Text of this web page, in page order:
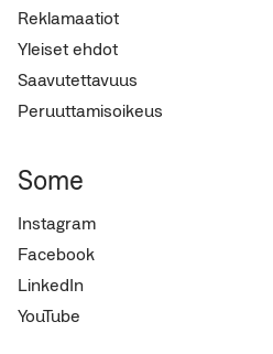
Reklamaatiot
Yleiset ehdot
Saavutettavuus
Peruuttamisoikeus
Some
Instagram
Facebook
LinkedIn
YouTube